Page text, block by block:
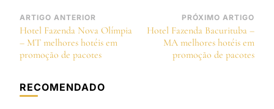
Navegação
de
post
ARTIGO ANTERIOR
Hotel Fazenda Nova Olímpia
– MT melhores hotéis em
promoção de pacotes
PRÓXIMO ARTIGO
Hotel Fazenda Bacurituba –
MA melhores hotéis em
promoção de pacotes
RECOMENDADO